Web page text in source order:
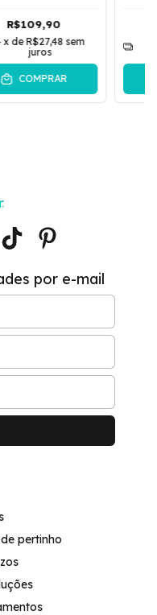
Urso | Rosa
R$109,90
x deR$27,48 sem
juros
COMPRAR
por e-mail
pertinho